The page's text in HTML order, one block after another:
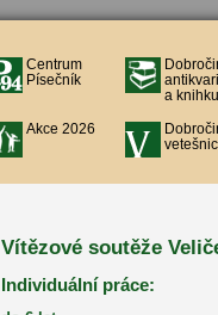
Centrum
Písečník
a
Akce 2026
Vítězové soutěže
Individuální práce: